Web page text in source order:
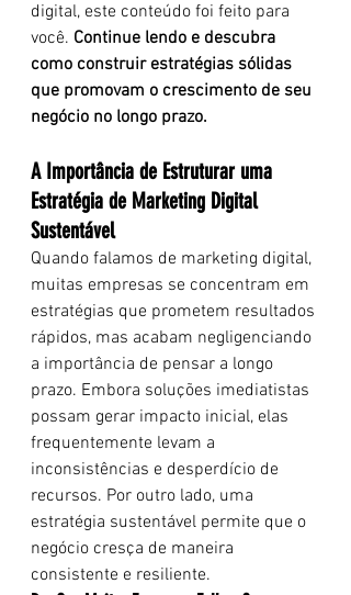
digital, este conteúdo foi feito para
você. Continue lendo e descubra
como construir estratégias sólidas
que promovam o crescimento de seu
negócio no longo prazo.
A Importância de Estruturar uma
Estratégia de Marketing Digital
Sustentável
Quando falamos de marketing digital,
muitas empresas se concentram em
estratégias que prometem resultados
rápidos, mas acabam negligenciando
a importância de pensar a longo
prazo. Embora soluções imediatistas
possam gerar impacto inicial, elas
frequentemente levam a
inconsistências e desperdício de
recursos. Por outro lado, uma
estratégia sustentável permite que o
negócio cresça de maneira
consistente e resiliente.